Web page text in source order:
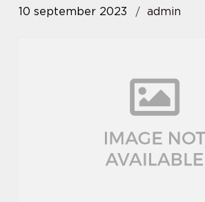
10 september 2023 admin